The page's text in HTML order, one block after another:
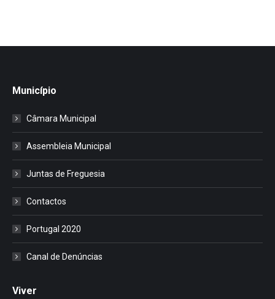
Município
Câmara Municipal
Assembleia Municipal
Juntas de Freguesia
Contactos
Portugal 2020
Canal de Denúncias
Viver